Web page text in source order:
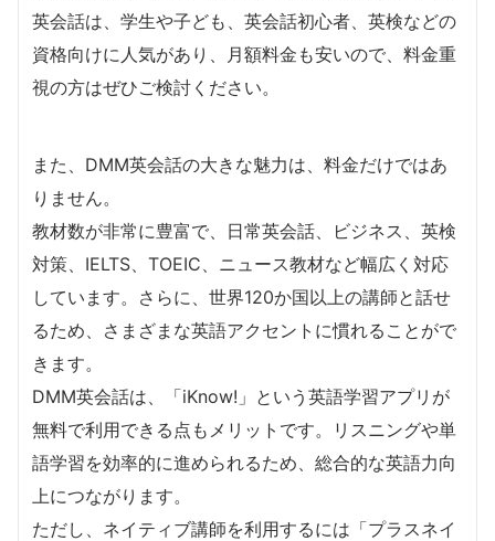
英会話は、学生や子ども、英会話初心者、英検などの
資格向けに人気があり、月額料金も安いので、料金重
視の方はぜひご検討ください。
また、DMM英会話の大きな魅力は、料金だけではあ
りません。
教材数が非常に豊富で、日常英会話、ビジネス、英検
対策、IELTS、TOEIC、ニュース教材など幅広く対応
しています。さらに、世界120か国以上の講師と話せ
るため、さまざまな英語アクセントに慣れることがで
きます。
DMM英会話は、「iKnow!」という英語学習アプリが
無料で利用できる点もメリットです。リスニングや単
語学習を効率的に進められるため、総合的な英語力向
上につながります。
ただし、ネイティブ講師を利用するには「プラスネイ